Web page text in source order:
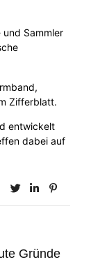
und Sammler
Zifferblatt.
entwickelt
dabei auf
Gründe